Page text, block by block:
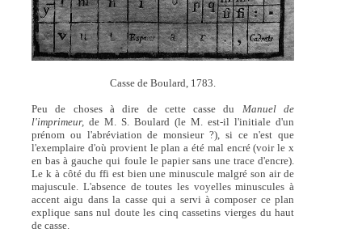
Casse de Boulard, 1783.
Peu de choses à dire de cette casse du Manuel de
l'imprimeur, de M. S. Boulard (le M. est-il l'initiale d'un
prénom ou l'abréviation de monsieur ?), si ce n'est que
l'exemplaire d'où provient le plan a été mal encré (voir le x
en bas à gauche qui foule le papier sans une trace d'encre).
Le k à côté du ffi est bien une minuscule malgré son air de
majuscule. L'absence de toutes les voyelles minuscules à
accent aigu dans la casse qui a servi à composer ce plan
explique sans nul doute les cinq cassetins vierges du haut
de casse.